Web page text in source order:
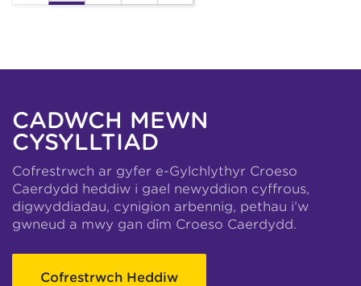
CADWCH MEWN
CYSYLLTIAD
Cofrestrwch ar gyfer e-Gylchlythyr Croeso
Caerdydd heddiw i gael newyddion cyffrous,
digwyddiadau, cynigion arbennig, pethau i’w
gwneud a mwy gan dîm Croeso Caerdydd.
Cofrestrwch Heddiw